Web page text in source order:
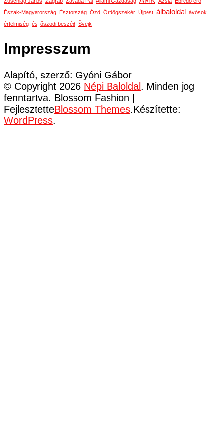
Észak-Magyarország Észtország Ózd Ördögszekér Újpest álbaloldal
ávósok
értelmiség és őszödi beszéd Švejk
Impresszum
Alapító, szerző: Gyóni Gábor
© Copyright 2026 Népi Baloldal . Minden jog
fenntartva. Blossom Fashion |
FejlesztetteBlossom Themes.Készítette:
WordPress.